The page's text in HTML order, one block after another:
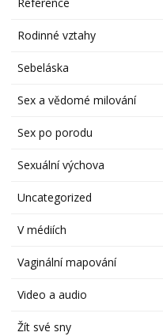
Reference
Rodinné vztahy
Sebeláska
Sex a vědomé milování
Sex po porodu
Sexuální výchova
Uncategorized
V médiích
Vaginální mapování
Video a audio
Žít své sny